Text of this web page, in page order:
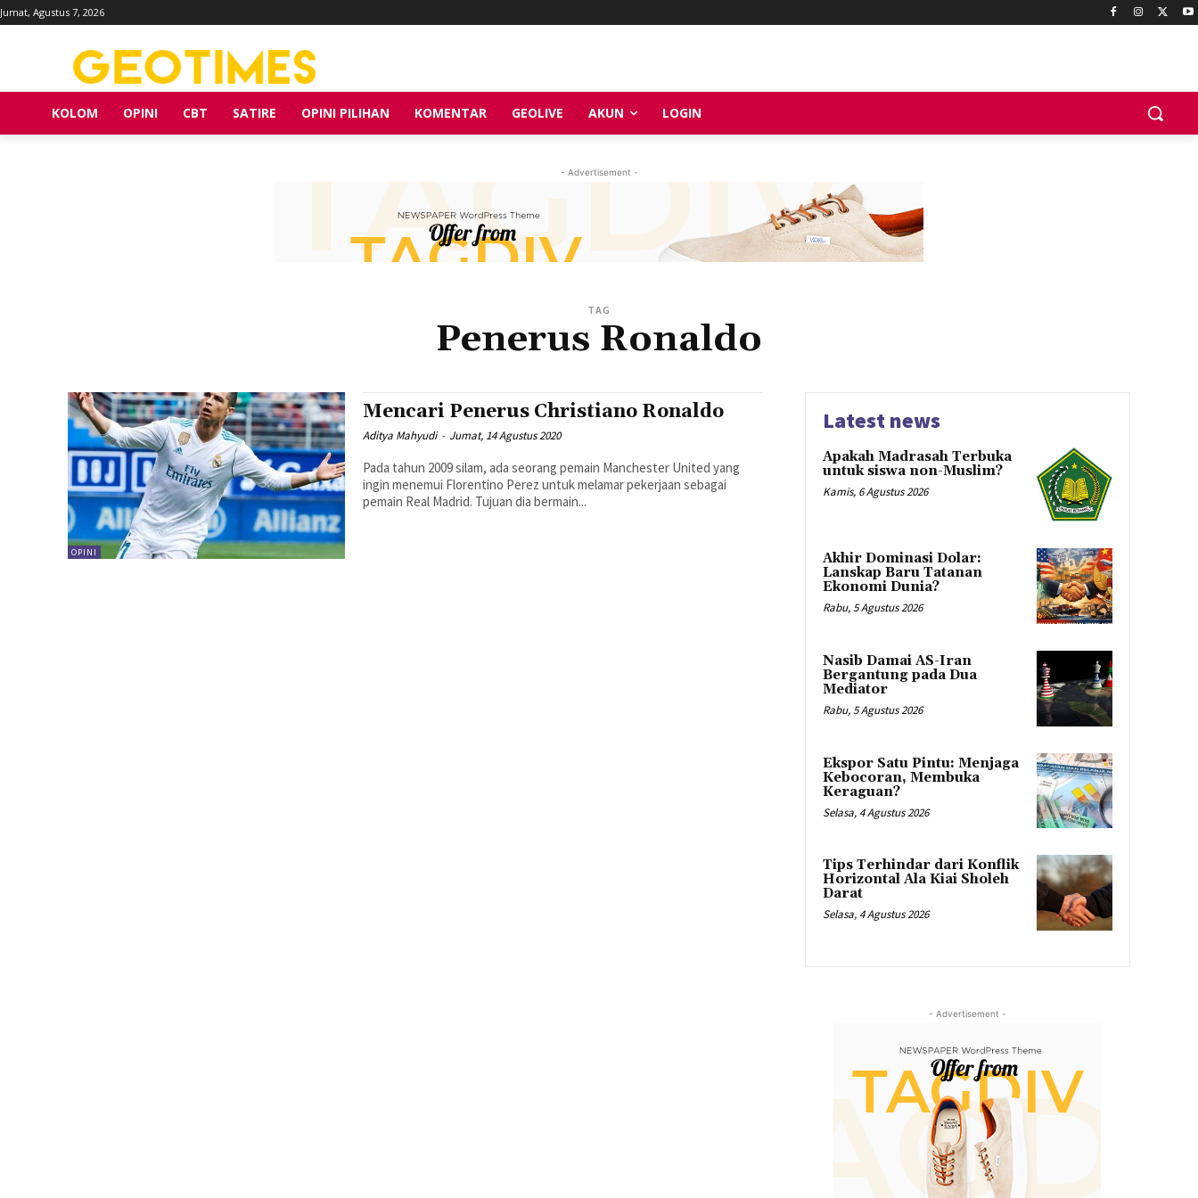
Jumat, Agustus 7, 2026
KOLOM OPINI CBT SATIRE OPINI PILIHAN KOMENTAR GEOLIVE AKUN LOGIN
- Advertisement -
TAG
Penerus Ronaldo
OPINI
Mencari Penerus Christiano Ronaldo
Aditya Mahyudi - Jumat, 14 Agustus 2020
Pada tahun 2009 silam, ada seorang pemain Manchester United yang
ingin menemui Florentino Perez untuk melamar pekerjaan sebagai
pemain Real Madrid. Tujuan dia bermain...
Latest news
Apakah Madrasah Terbuka
untuk siswa non-Muslim?
Kamis, 6 Agustus 2026
Akhir Dominasi Dolar:
Lanskap Baru Tatanan
Ekonomi Dunia?
Rabu, 5 Agustus 2026
Nasib Damai AS-Iran
Bergantung pada Dua
Mediator
Rabu, 5 Agustus 2026
Ekspor Satu Pintu: Menjaga
Kebocoran, Membuka
Keraguan?
Selasa, 4 Agustus 2026
Tips Terhindar dari Konflik
Horizontal Ala Kiai Sholeh
Darat
Selasa, 4 Agustus 2026
- Advertisement -